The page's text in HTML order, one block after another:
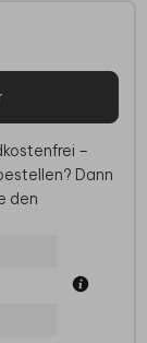
–
Dann
den